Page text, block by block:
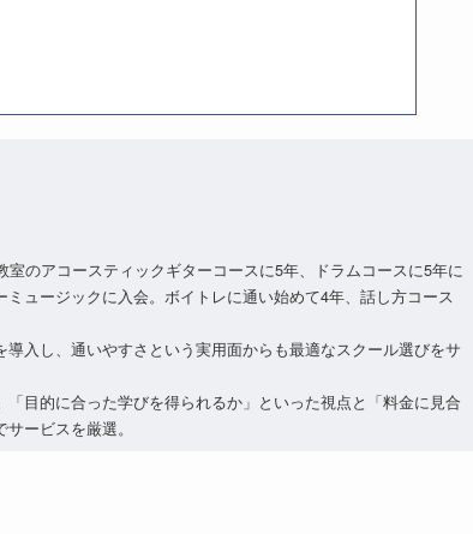
のアコースティックギターコースに5年、ドラムコースに5年に
ュージックに入会。ボイトレに通い始めて4年、話し方コース
入し、通いやすさという実用面からも最適なスクール選びをサ
目的に合った学びを得られるか」といった視点と「料金に見合
ービスを厳選。